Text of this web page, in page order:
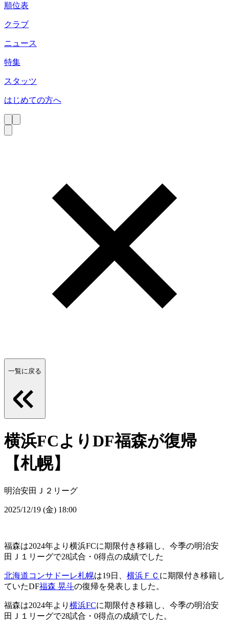
順位表
クラブ
ニュース
特集
スタッツ
はじめての方へ
一覧に戻る
横浜FCよりDF福森が復帰
【札幌】
明治安田Ｊ２リーグ
2025/12/19 (金) 18:00
福森は2024年より横浜FCに期限付き移籍し、今季の明治安
田Ｊ１リーグで28試合・0得点の成績でした
北海道コンサドーレ札幌は19日、 横浜ＦＣ に期限付き移籍し
ていたDF福森 晃斗の復帰を発表しました。
福森は2024年より 横浜FCに期限付き移籍し、今季の明治安
田Ｊ１リーグで28試合・0得点の成績でした。